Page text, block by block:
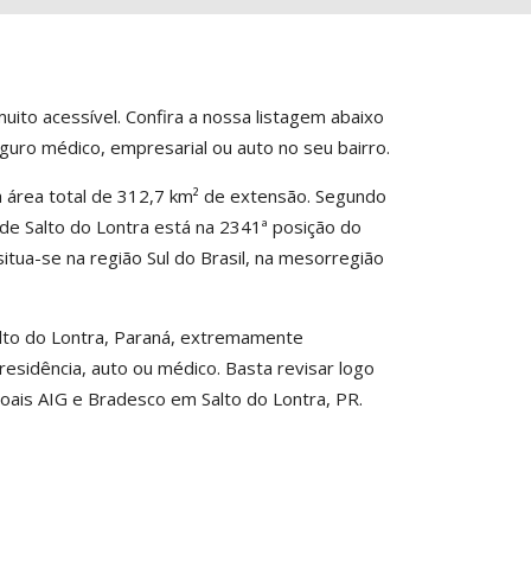
acessível. Confira a nossa listagem abaixo
médico, empresarial ou auto no seu bairro.
total de 312,7 km² de extensão. Segundo
Salto do Lontra está na 2341ª posição do
se na região Sul do Brasil, na mesorregião
do Lontra, Paraná, extremamente
auto ou médico. Basta revisar logo
AIG e Bradesco em Salto do Lontra, PR.